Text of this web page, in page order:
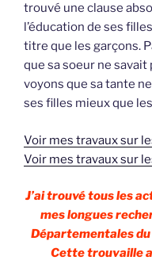
trouvé une clause
l’éducation de ses
titre que les garçons.
que sa soeur ne savait
voyons que sa tante
ses filles mieux que
Voir mes travaux sur
Voir mes travaux sur
J’ai trouvé tous les
mes longues
Départementales
Cette trouvaille